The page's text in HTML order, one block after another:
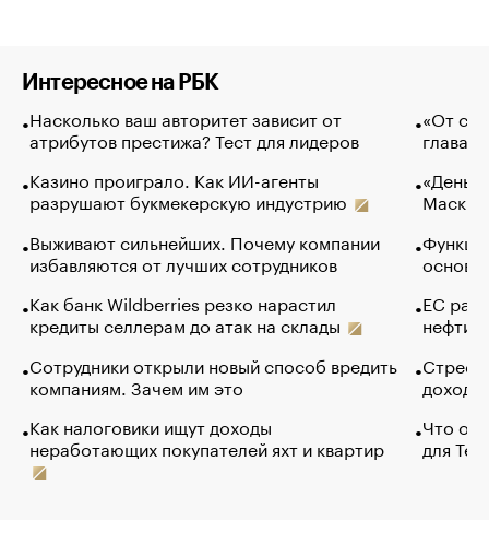
Интересное на РБК
Насколько ваш авторитет зависит от
атрибутов престижа? Тест для лидеров
Казино проиграло. Как ИИ-агенты
разрушают букмекерскую индустрию
Выживают сильнейших. Почему компании
избавляются от лучших сотрудников
Как банк Wildberries резко нарастил
кредиты селлерам до атак на склады
Сотрудники открыли новый способ вредить
компаниям. Зачем им это
Как налоговики ищут доходы
неработающих покупателей яхт и квартир
«От
глава
Маск в
основ
ЕС
нефти
Что
для